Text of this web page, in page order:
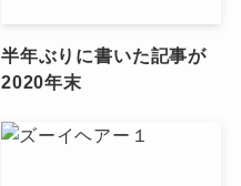
半年ぶりに書いた記事が
2020年末